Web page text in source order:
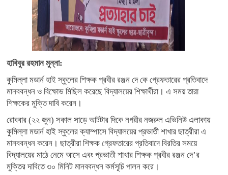
হাবিবুর রহমান মুন্না:
কুমিল্লা মডার্ন হাই স্কুলের শিক্ষক প্রবীর রঞ্জন দে কে গ্রেফতারের প্রতিবাদে
মানববন্ধন ও বিক্ষোভ মিছিল করেছে বিদ্যালয়ের শিক্ষার্থীরা। এ সময় তারা
শিক্ষকের মুক্তি দাবি করেন।
রোববার (২২ জুন) সকাল সাড়ে আটটার দিকে নগরীর নজরুল এভিনিউ এলাকায়
কুমিল্লা মডার্ন হাই স্কুলের ক্যাম্পাসে বিদ্যালয়ের প্রভাতী শাখার ছাত্রীরা এ
মানববন্ধন করেন। ছাত্রীরা শিক্ষক গ্রেফতারের প্রতিবাদে বিরতির সময়ে
বিদ্যালয়ের মাঠে নেমে আসে এবং প্রভাতী শাখার শিক্ষক প্রবীর রঞ্জন দে’র
মুক্তির দাবিতে ৩০ মিনিট মানববন্ধন কর্মসূচি পালন করে।